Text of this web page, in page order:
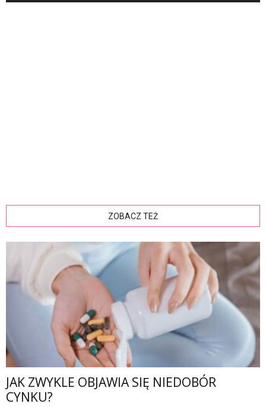
ZOBACZ TEŻ
JAK ZWYKLE OBJAWIA SIĘ NIEDOBÓR
CYNKU?